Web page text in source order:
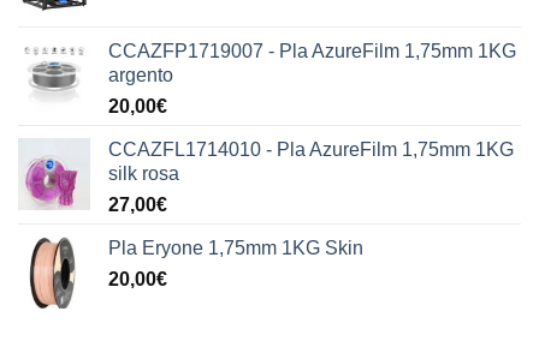
CCAZFP1719007 - Pla AzureFilm 1,75mm 1KG
argento
20,00€
CCAZFL1714010 - Pla AzureFilm 1,75mm 1KG
silk rosa
27,00€
Pla Eryone 1,75mm 1KG Skin
20,00€